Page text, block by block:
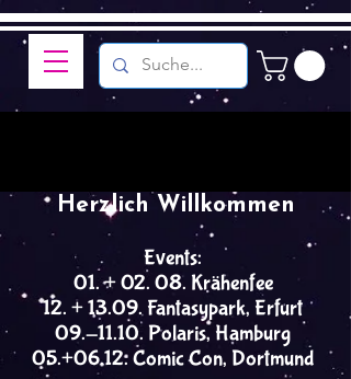
Events:
01. + 02. 08. Krähenfee
12. + 13.09. Fantasypark, Erfurt
09.-11.10. Polaris, Hamburg
05.+06.12. Comic Con, Dortmund
Herzlich Willkommen